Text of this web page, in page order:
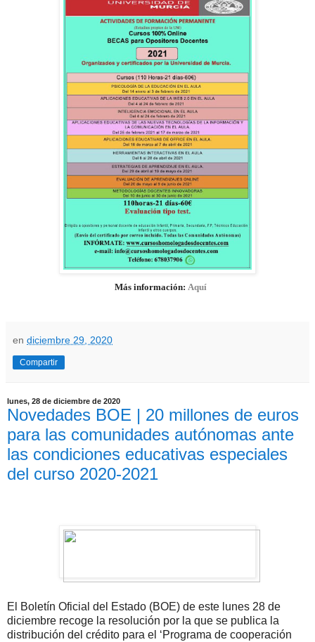
Más información: Aquí
en diciembre 29, 2020
Compartir
lunes, 28 de diciembre de 2020
Novedades BOE | 20 millones de euros
para las comunidades autónomas ante
las condiciones educativas especiales
del curso 2020-2021
El Boletín Oficial del Estado (BOE) de este lunes 28 de
diciembre recoge la resolución por la que se publica la
distribución del crédito para el ‘Programa de cooperación